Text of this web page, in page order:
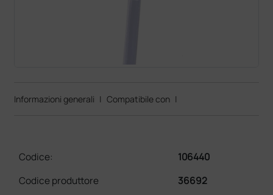
Informazioni generali | Compatibile con |
Codice:
106440
Codice produttore
36692